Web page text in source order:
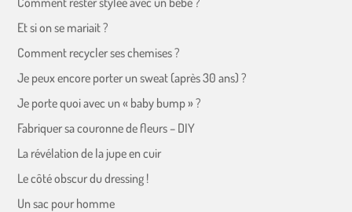
Et si on se mariait ?
Comment recycler ses chemises ?
Je peux encore porter un sweat (après 30 ans) ?
Je porte quoi avec un « baby bump » ?
Fabriquer sa couronne de fleurs – DIY
La révélation de la jupe en cuir
Le côté obscur du dressing !
Un sac pour homme